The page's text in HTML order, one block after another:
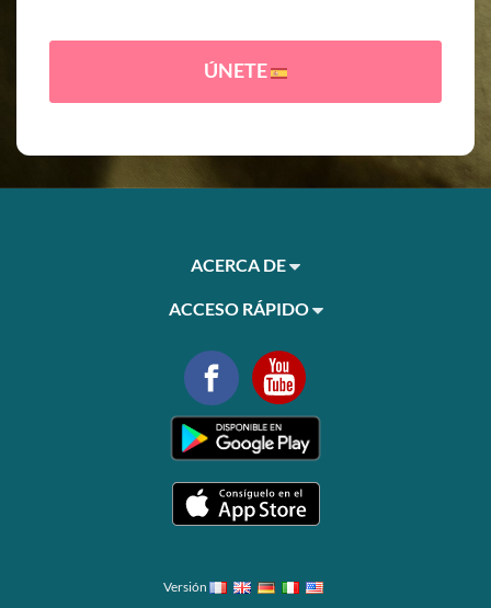
ÚNETE
ACERCA DE
ACCESO RÁPIDO
Versión